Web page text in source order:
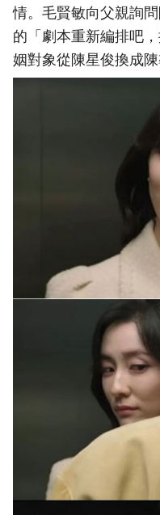
情。毛賢敏向父親詢
的「劇本重新編排吧
姻對象從陳星俊換成陳